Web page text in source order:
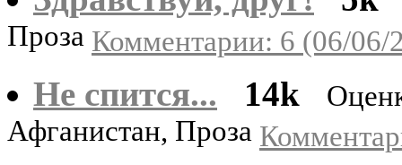
Проза Комментарии: 6 (06/06/
Не спится... 14k
Афганистан, Проза